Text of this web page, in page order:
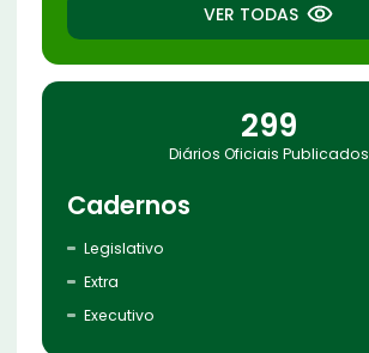
VER TODAS
299
Diários Oficiais Publicados
Cadernos
Legislativo
Extra
Executivo